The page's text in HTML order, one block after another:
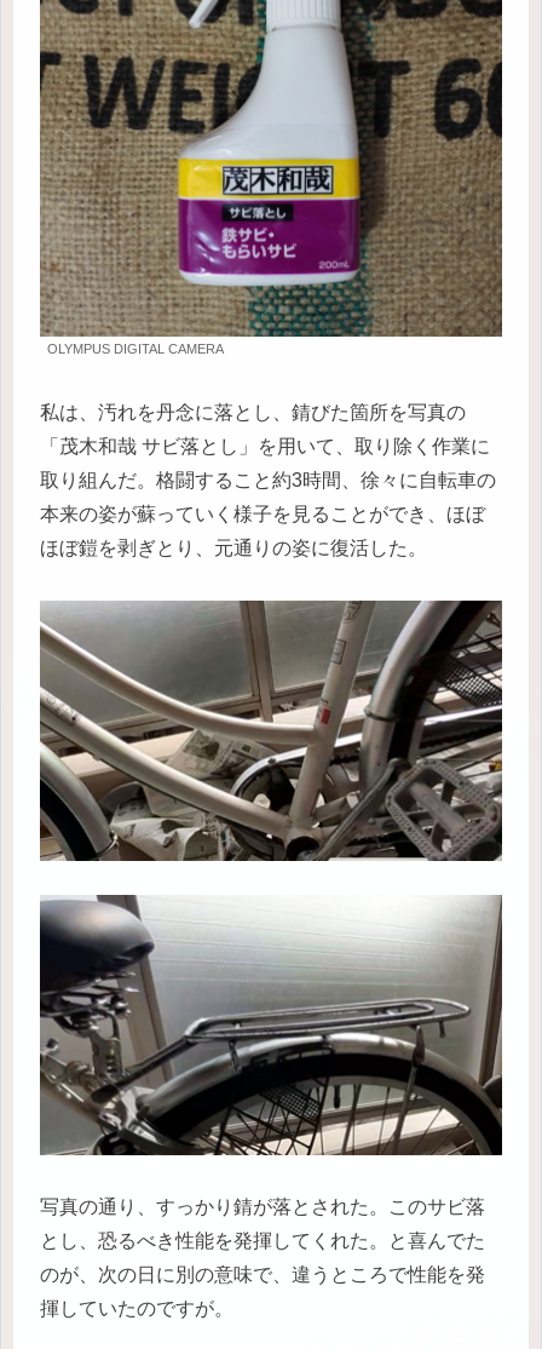
OLYMPUS DIGITAL CAMERA
私は、汚れを丹念に落とし、錆びた箇所を写真の
「茂木和哉 サビ落とし」を用いて、取り除く作業に
取り組んだ。格闘すること約3時間、徐々に自転車の
本来の姿が蘇っていく様子を見ることができ、ほぼ
ほぼ鎧を剥ぎとり、元通りの姿に復活した。
写真の通り、すっかり錆が落とされた。このサビ落
とし、恐るべき性能を発揮してくれた。と喜んでた
のが、次の日に別の意味で、違うところで性能を発
揮していたのですが。